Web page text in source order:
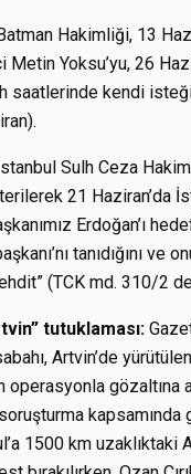
Hakimliği, 13
Metin Yoksu’yu, 26
saatlerinde kendi
Sulh Ceza
21 Haziran’da
Erdoğan’ı
tanıdığını
(TCK md. 310/
tutuklaması:
Artvin’de
gözaltına
1500 km